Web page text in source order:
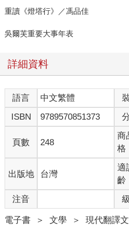
重讀《燈塔行》／馮品佳
吳爾芙重要大事年表
詳細資料
語言 中文繁體
ISBN
9789570851373
頁數 248
商
格
出版地 台灣
適
齡
注音
電子書 ＞ 文學 ＞ 現代翻譯